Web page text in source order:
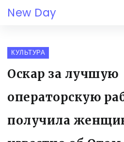
New Day
КУЛЬТУРА
Оскар за лучшую
операторскую
получила